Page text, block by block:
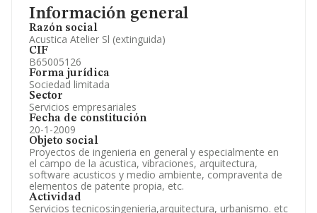
Información general
Razón social
Acustica Atelier Sl (extinguida)
CIF
B65005126
Forma jurídica
Sociedad limitada
Sector
Servicios empresariales
Fecha de constitución
20-1-2009
Objeto social
Proyectos de ingenieria en general y especialmente en
el campo de la acustica, vibraciones, arquitectura,
software acusticos y medio ambiente, compraventa de
elementos de patente propia, etc.
Actividad
Servicios tecnicos:ingenieria,arquitectura, urbanismo. etc
Información oficial y registral complementaria.